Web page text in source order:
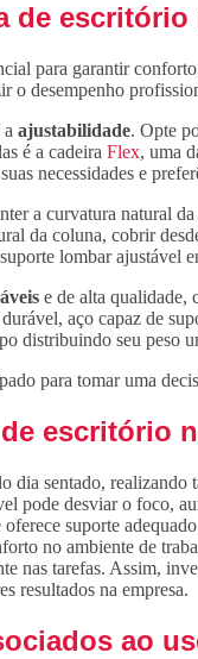
de escritório
para garantir
o desempenho
ajustabilidade. Opte
é a cadeira Flex, uma
necessidades e
a curvatura natural
da coluna, cobrir
lombar ajustável
e de alta qualidade,
aço capaz de
distribuindo seu peso
para tomar uma
escritório
dia sentado,
pode desviar o foco,
suporte
no ambiente de
nas tarefas. Assim,
resultados na empresa.
ao